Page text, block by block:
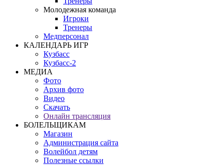
Молодежная команда
Игроки
Тренеры
Медперсонал
КАЛЕНДАРЬ ИГР
Кузбасс
Кузбасс-2
МЕДИА
Фото
Архив фото
Видео
Скачать
Онлайн трансляция
БОЛЕЛЬЩИКАМ
Магазин
Администрация сайта
Волейбол детям
Полезные ссылки